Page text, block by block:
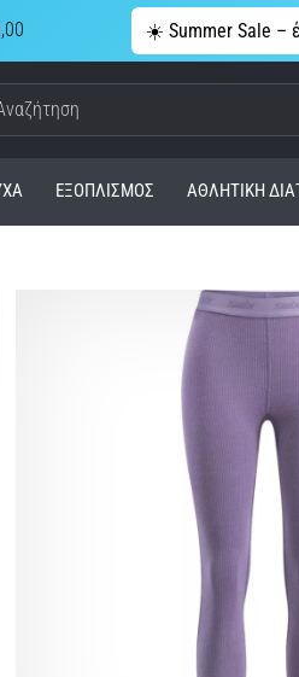
☀️ Summer Sale –
ΕΞΟΠΛΙΣΜΌΣ ΑΘΛΗΤΙΚΉ